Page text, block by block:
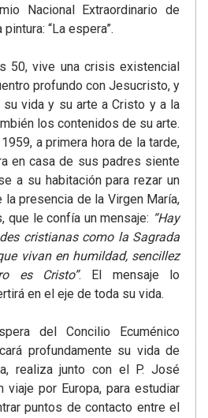
Nacional Extraordinario de
“La espera”.
50, vive una crisis existencial
profundo con Jesucristo, y
su vida y su arte a Cristo y a la
los contenidos de su arte.
a primera hora de la tarde,
en casa de sus padres siente
a su habitación para rezar un
presencia de la Virgen María,
que le confía un mensaje: “Hay
cristianas como la Sagrada
vivan en humildad, sencillez
es Cristo”. El mensaje lo
en el eje de toda su vida.
del Concilio Ecuménico
profundamente su vida de
realiza junto con el P. José
viaje por Europa, para estudiar
puntos de contacto entre el